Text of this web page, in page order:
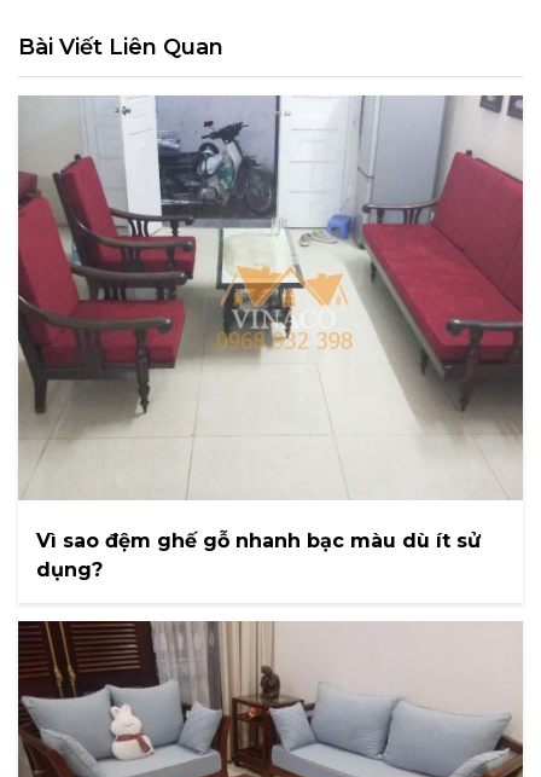
Bài Viết Liên Quan
Vì sao đệm ghế gỗ nhanh bạc màu dù ít sử
dụng?